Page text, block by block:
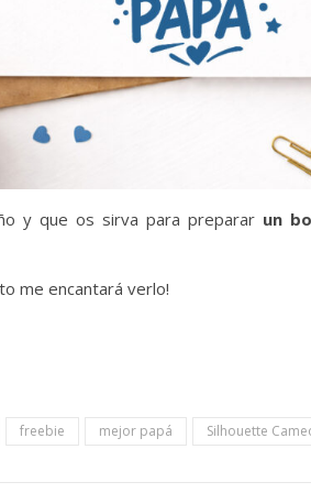
y que os sirva para preparar un
me encantará verlo!
freebie mejor papá Silhouette